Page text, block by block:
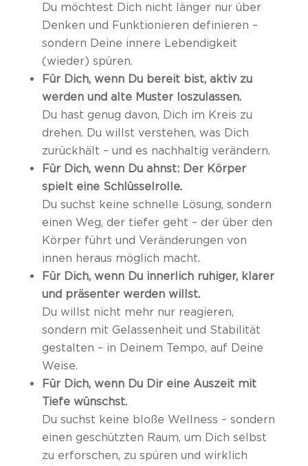
Du möchtest Dich nicht länger nur über
Denken und Funktionieren definieren –
sondern Deine innere Lebendigkeit
(wieder) spüren.
Für Dich, wenn Du bereit bist, aktiv zu
werden und alte Muster loszulassen.
Du hast genug davon, Dich im Kreis zu
drehen. Du willst verstehen, was Dich
zurückhält – und es nachhaltig verändern.
Für Dich, wenn Du ahnst: Der Körper
spielt eine Schlüsselrolle.
Du suchst keine schnelle Lösung, sondern
einen Weg, der tiefer geht – der über den
Körper führt und Veränderungen von
innen heraus möglich macht.
Für Dich, wenn Du innerlich ruhiger, klarer
und präsenter werden willst.
Du willst nicht mehr nur reagieren,
sondern mit Gelassenheit und Stabilität
gestalten – in Deinem Tempo, auf Deine
Weise.
Für Dich, wenn Du Dir eine Auszeit mit
Tiefe wünschst.
Du suchst keine bloße Wellness – sondern
einen geschützten Raum, um Dich selbst
zu erforschen, zu spüren und wirklich